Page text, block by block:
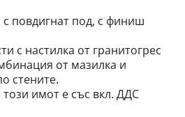
повдигнат под, с финиш
с настилка от гранитогрес
от мазилка и
стените.
имот е със вкл. ДДС